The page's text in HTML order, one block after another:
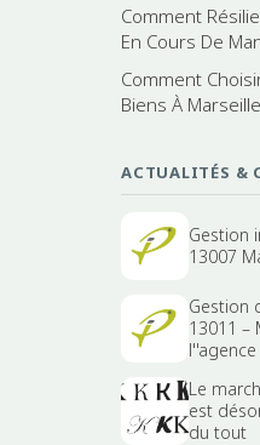
Comment
En Cours De
Comment
Biens À
ACTUALITÉS &
Gestion
13007
Gestion
13011 –
Le
est
du tout